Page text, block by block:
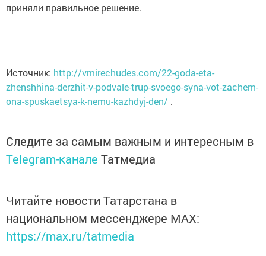
приняли правильное решение.
Источник: http://vmirechudes.com/22-goda-eta-
zhenshhina-derzhit-v-podvale-trup-svoego-syna-vot-zachem-
ona-spuskaetsya-k-nemu-kazhdyj-den/ .
Следите за самым важным и интересным в
Telegram-канале Татмедиа
Читайте новости Татарстана в
национальном мессенджере MАХ:
https://max.ru/tatmedia